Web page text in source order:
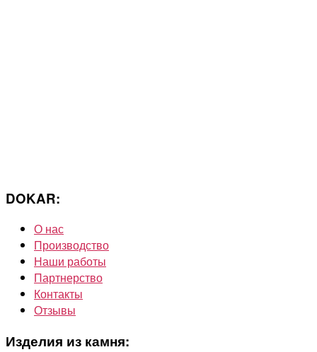
DOKAR:
О нас
Производство
Наши работы
Партнерство
Контакты
Отзывы
Изделия из камня: